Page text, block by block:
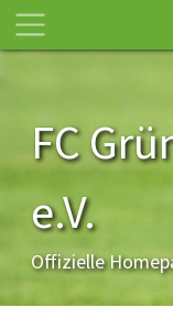
FC
e.V.
Offizielle